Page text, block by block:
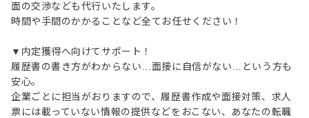
面の交渉なども代行いたします。
時間や手間のかかることなど全てお任せください！
▼内定獲得へ向けてサポート！
履歴書の書き方がわからない…面接に自信がない…という方も
安心。
企業ごとに担当がおりますので、履歴書作成や面接対策、求人
票には載っていない情報の提供などをおこない、あなたの転職